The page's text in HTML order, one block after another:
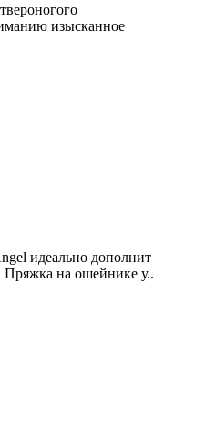
изысканное
идеально дополнит
на ошейнике у..